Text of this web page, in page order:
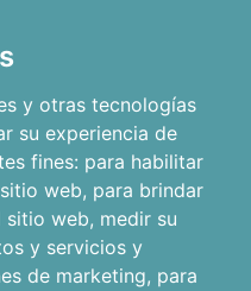
y otras tecnologías
su experiencia de
fines: para habilitar
web, para brindar
sitio web, medir su
y servicios y
de marketing, para